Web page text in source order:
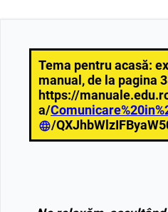
Tema pentru acasă:
manual, de la pagina
https://
a/
/